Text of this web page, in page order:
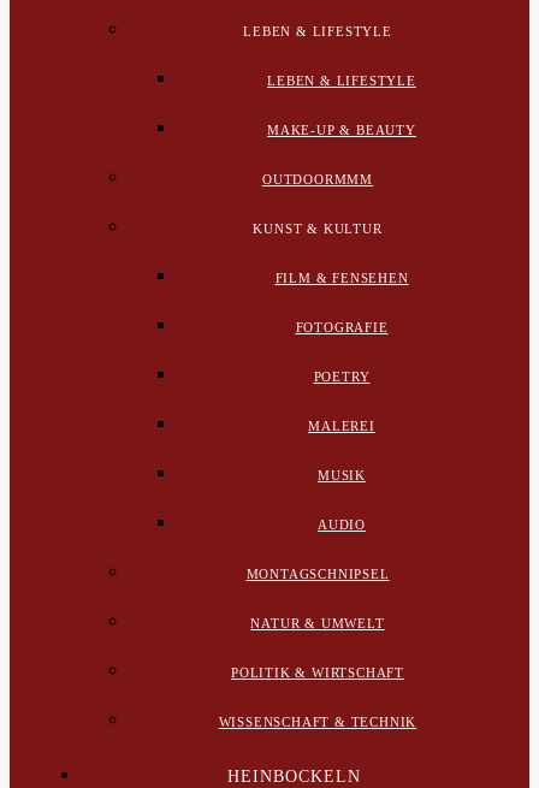
LEBEN & LIFESTYLE
LEBEN & LIFESTYLE
MAKE-UP & BEAUTY
OUTDOORMMM
KUNST & KULTUR
FILM & FENSEHEN
FOTOGRAFIE
POETRY
MALEREI
MUSIK
AUDIO
MONTAGSCHNIPSEL
NATUR & UMWELT
POLITIK & WIRTSCHAFT
WISSENSCHAFT & TECHNIK
HEINBOCKELN